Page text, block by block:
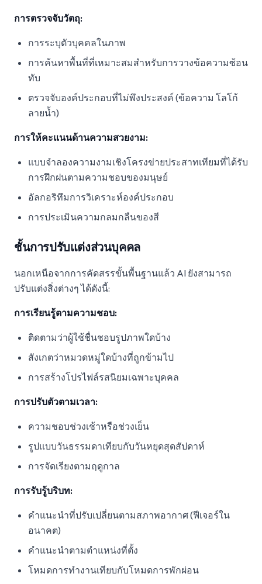
การตรวจจับวัตถุ:
การระบุตัวบุคคลในภาพ
การค้นหาพื้นที่ที่เหมาะสมสำหรับการวางข้อความซ้อน
ทับ
ตรวจจับองค์ประกอบที่ไม่พึงประสงค์ (ข้อความ โลโก้
ลายน้ำ)
การให้คะแนนด้านความสวยงาม:
แบบจำลองความงามเชิงโครงข่ายประสาทเทียมที่ได้รับ
การฝึกฝนตามความชอบของมนุษย์
อัลกอริทึมการวิเคราะห์องค์ประกอบ
การประเมินความกลมกลืนของสี
ชั้นการปรับแต่งส่วนบุคคล
นอกเหนือจากการคัดสรรขั้นพื้นฐานแล้ว AI ยังสามารถ
ปรับแต่งสิ่งต่างๆ ได้ดังนี้:
การเรียนรู้ตามความชอบ:
ติดตามว่าผู้ใช้ชื่นชอบรูปภาพใดบ้าง
สังเกตว่าหมวดหมู่ใดบ้างที่ถูกข้ามไป
การสร้างโปรไฟล์รสนิยมเฉพาะบุคคล
การปรับตัวตามเวลา:
ความชอบช่วงเช้าหรือช่วงเย็น
รูปแบบวันธรรมดาเทียบกับวันหยุดสุดสัปดาห์
การจัดเรียงตามฤดูกาล
การรับรู้บริบท:
คำแนะนำที่ปรับเปลี่ยนตามสภาพอากาศ (ฟีเจอร์ใน
อนาคต)
คำแนะนำตามตำแหน่งที่ตั้ง
โหมดการทำงานเทียบกับโหมดการพักผ่อน